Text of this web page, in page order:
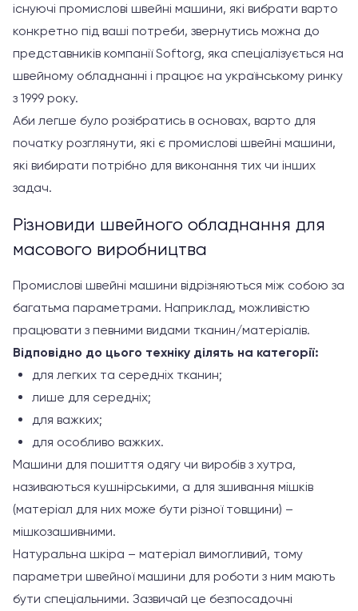
існуючі промислові швейні машини, які вибрати варто
конкретно під ваші потреби, звернутись можна до
представників компанії Softorg, яка спеціалізується на
швейному обладнанні і працює на українському ринку
з 1999 року.
Аби легше було розібратись в основах, варто для
початку розглянути, які є промислові швейні машини,
які вибирати потрібно для виконання тих чи інших
задач.
Різновиди швейного обладнання для
масового виробництва
Промислові швейні машини відрізняються між собою за
багатьма параметрами. Наприклад, можливістю
працювати з певними видами тканин/матеріалів.
Відповідно до цього техніку ділять на категорії:
для легких та середніх тканин;
лише для середніх;
для важких;
для особливо важких.
Машини для пошиття одягу чи виробів з хутра,
називаються кушнірськими, а для зшивання мішків
(матеріал для них може бути різної товщини) –
мішкозашивними.
Натуральна шкіра – матеріал вимогливий, тому
параметри швейної машини для роботи з ним мають
бути спеціальними. Зазвичай це безпосадочні